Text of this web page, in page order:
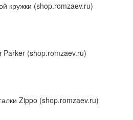
кружки (shop.romzaev.ru)
Parker (shop.romzaev.ru)
Zippo (shop.romzaev.ru)